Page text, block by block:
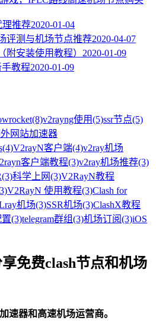
理推荐2020-01-04
评测与机场节点推荐2020-04-07
附安装使用教程） 2020-01-09
教程2020-01-09
(8)v2rayng使用(5)ssr节点(5)
外网站加速器
(4)V2rayN客户端(4)v2ray机场
客户端教程(3)v2ray机场推荐(3)
(3)科学上网(3)V2RayN教程
V2RayN 使用教程(3)Clash for
机场(3)SSR机场(3)ClashX教程
(3)telegram群组(3)机场订阅(3)iOS
免费clash节点和机场
速器和高速机场运营商。